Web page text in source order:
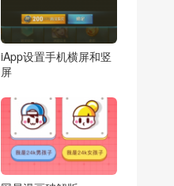
iApp设置手机横屏和竖
屏